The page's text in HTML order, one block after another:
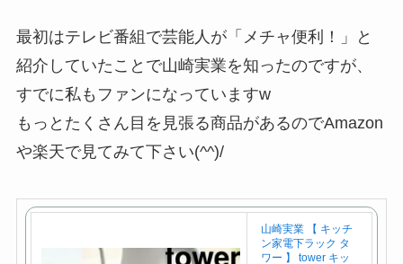
最初はテレビ番組で芸能人が「メチャ便利！」と
紹介していたことで山崎実業を知ったのですが、
すでに私もファンになっていますw
もっとたくさん目を見張る商品があるのでAmazon
や楽天で見てみて下さい(^^)/
山崎実業 【 キッチ
ン家電下ラック タ
ワー 】 tower キッ